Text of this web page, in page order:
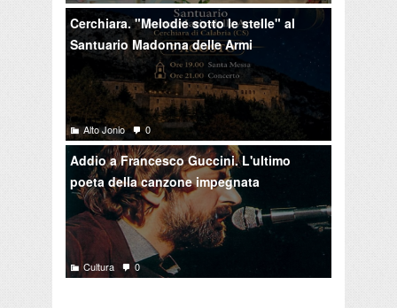
Cerchiara. "Melodie sotto le stelle" al
Santuario Madonna delle Armi
Alto Jonio 0
Addio a Francesco Guccini. L'ultimo
poeta della canzone impegnata
Cultura 0